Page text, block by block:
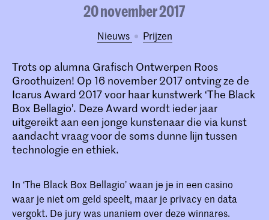
20 november 2017
Nieuws prijzen
Trots op alumna Grafisch Ontwerpen Roos
Groothuizen! Op 16 november 2017 ontving ze de
Icarus Award 2017 voor haar kunstwerk ‘The Black
Box Bellagio’. Deze Award wordt ieder jaar
uitgereikt aan een jonge kunstenaar die via kunst
aandacht vraag voor de soms dunne lijn tussen
technologie en ethiek.
In ‘The Black Box Bellagio’ waan je je in een casino
waar je niet om geld speelt, maar je privacy en data
vergokt. De jury was unaniem over deze winnares.